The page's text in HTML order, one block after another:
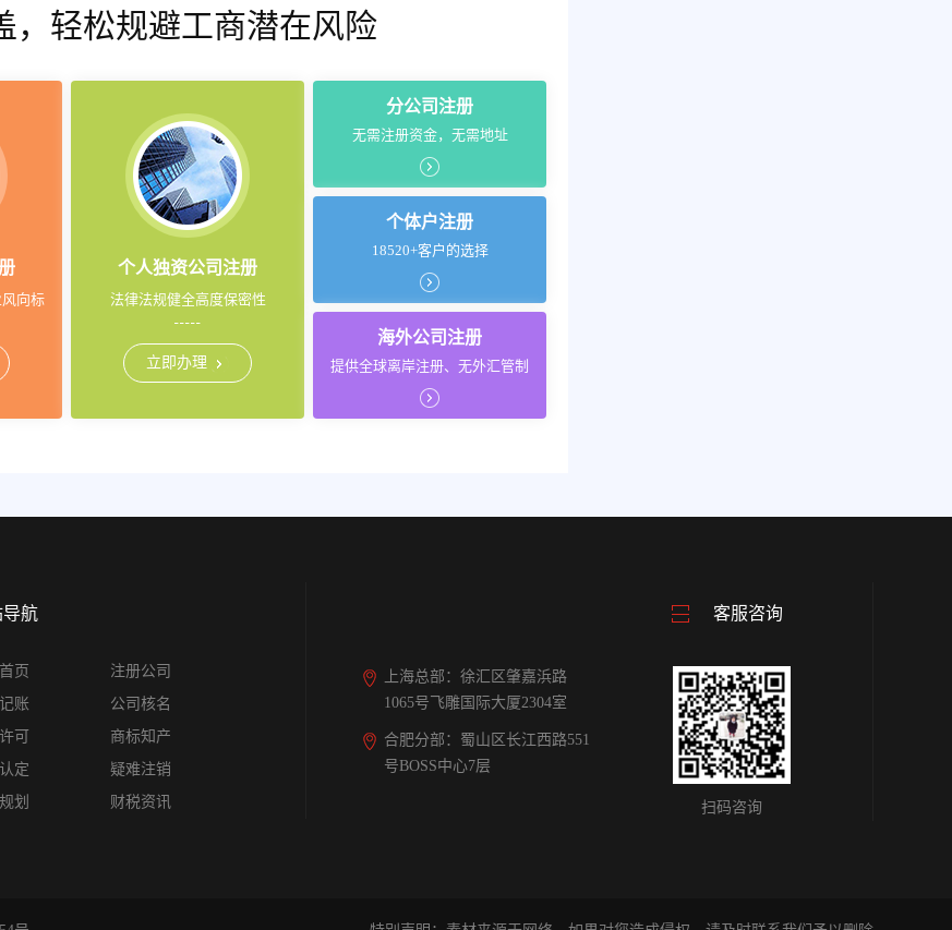
，轻松规避工商潜在风险
向标
个人独资公司注册
法律法规健全高度保密性
立即办理
分公司注册
无需注册资金，无需地址
个体户注册
18520+客户的选择
海外公司注册
提供全球离岸注册、无外汇管制
导航
页
注册公司
账
公司核名
可
商标知产
定
疑难注销
划
财税资讯
客服咨询
扫码咨询
上海总部：徐汇区肇嘉浜路
1065号飞雕国际大厦2304室
合肥分部：蜀山区长江西路551
号BOSS中心7层